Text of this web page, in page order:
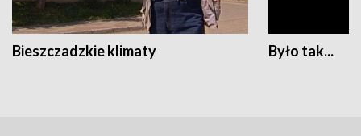
Bieszczadzkie klimaty Było tak...